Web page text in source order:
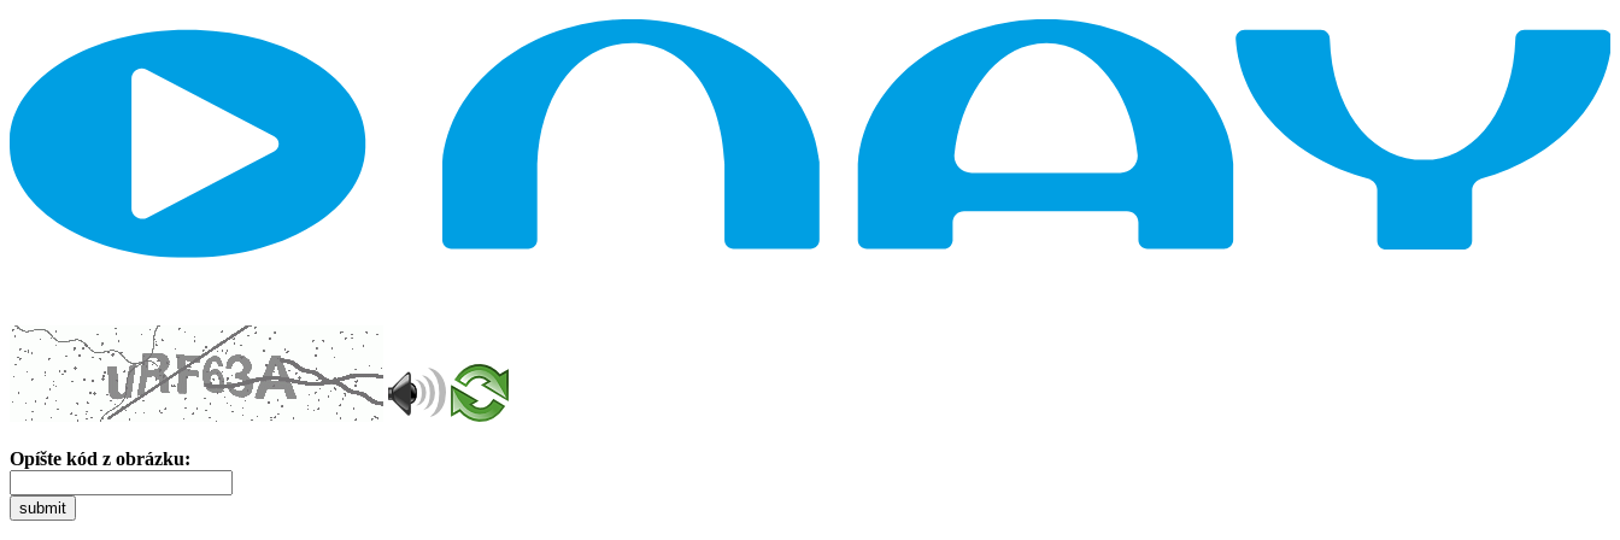
Opíšte kód z obrázku:
submit